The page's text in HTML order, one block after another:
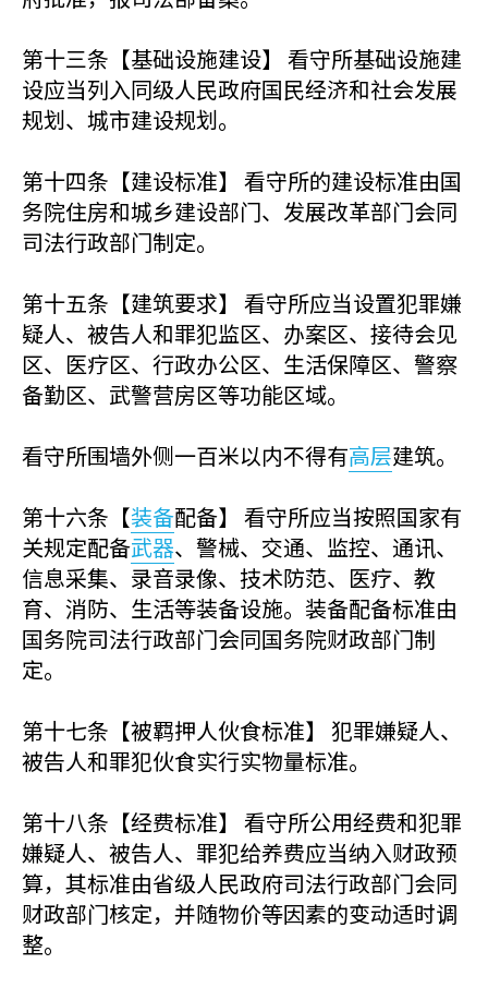
第十三条【基础设施建设】 看守所基础设施建
设应当列入同级人民政府国民经济和社会发展
规划、城市建设规划。
第十四条【建设标准】 看守所的建设标准由国
务院住房和城乡建设部门、发展改革部门会同
司法行政部门制定。
第十五条【建筑要求】 看守所应当设置犯罪嫌
疑人、被告人和罪犯监区、办案区、接待会见
区、医疗区、行政办公区、生活保障区、警察
备勤区、武警营房区等功能区域。
看守所围墙外侧一百米以内不得有高层建筑。
第十六条【装备配备】 看守所应当按照国家有
关规定配备武器、警械、交通、监控、通讯、
信息采集、录音录像、技术防范、医疗、教
育、消防、生活等装备设施。装备配备标准由
国务院司法行政部门会同国务院财政部门制
定。
第十七条【被羁押人伙食标准】 犯罪嫌疑人、
被告人和罪犯伙食实行实物量标准。
第十八条【经费标准】 看守所公用经费和犯罪
嫌疑人、被告人、罪犯给养费应当纳入财政预
算，其标准由省级人民政府司法行政部门会同
财政部门核定，并随物价等因素的变动适时调
整。